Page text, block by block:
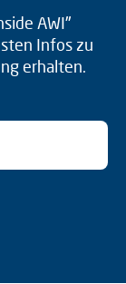
AWI"
Infos zu
erhalten.